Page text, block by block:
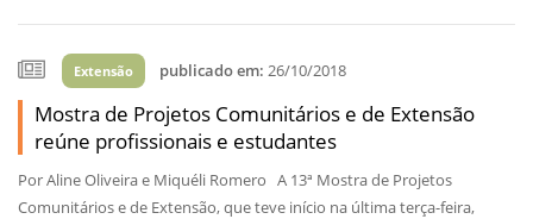
Extensão publicado em: 26/10/2018
Mostra de Projetos Comunitários e de Extensão
reúne profissionais e estudantes
Por Aline Oliveira e Miquéli Romero A 13ª Mostra de Projetos
Comunitários e de Extensão, que teve início na última terça-feira,